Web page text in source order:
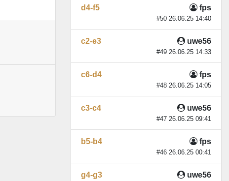
fps
#50 26.06.25 14:40
d4-f5
uwe56
#49 26.06.25 14:33
c2-e3
fps
#48 26.06.25 14:05
c6-d4
uwe56
#47 26.06.25 09:41
c3-c4
fps
#46 26.06.25 00:41
b5-b4
uwe56
g4-g3